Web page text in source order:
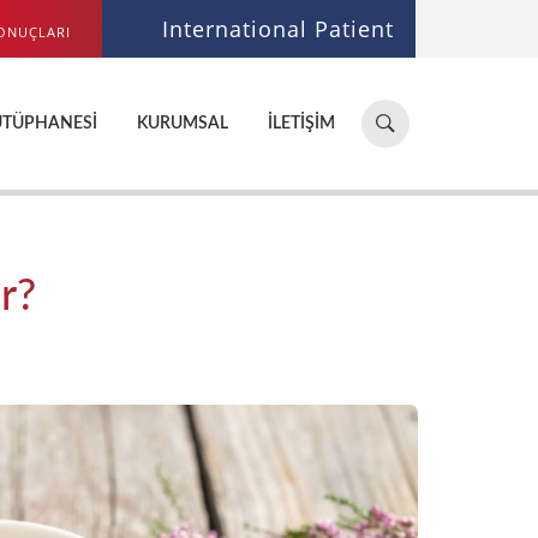
International Patient
Hastane,
doktor,
ara...
KURUMSAL İLETIŞIM